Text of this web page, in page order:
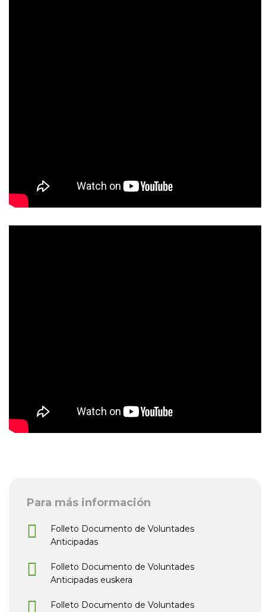
Para más información
Folleto Documento de Voluntades
Anticipadas
Folleto Documento de Voluntades
Anticipadas euskera
Folleto Documento de Voluntades